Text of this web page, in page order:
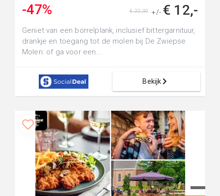
-47% +/- € 12,-
€ 22,30
Geniet van een borrelplank, inclusief bittergarnituur,
drankje en toegang tot de molen bij De Zwiepse
Molen: of ga voor een...
Bekijk